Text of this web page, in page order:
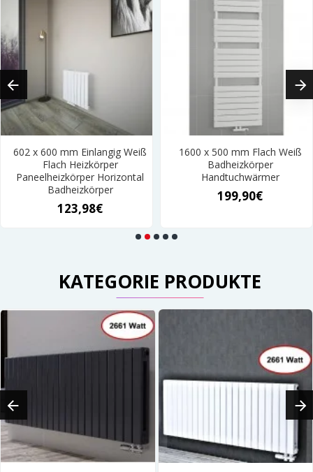
602 x 600 mm Einlangig Weiß
Flach Heizkörper
Paneelheizkörper Horizontal
Badheizkörper
123,98€
1600 x 500 mm Flach Weiß
Badheizkörper
Handtuchwärmer
199,90€
KATEGORIE PRODUKTE